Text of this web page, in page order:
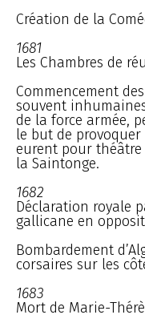
Création de la
1681
Les Chambres de
Commencement
souvent
de la force armée,
le but de
eurent pour théâtre
la Saintonge.
1682
Déclaration royale
gallicane en
Bombardement
corsaires sur les
1683
Mort de Marie-